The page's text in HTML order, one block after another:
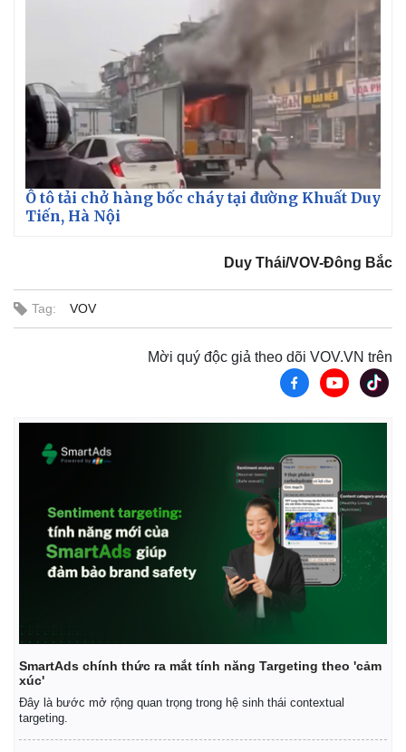
Infographic
Ô tô tải chở hàng bốc cháy tại đường Khuất Duy
Tiến, Hà Nội
Duy Thái/VOV-Đông Bắc
Tag: VOV
Mời quý độc giả theo dõi VOV.VN trên
SmartAds chính thức ra mắt tính năng Targeting theo 'cảm
xúc'
Đây là bước mở rộng quan trọng trong hệ sinh thái contextual
targeting.